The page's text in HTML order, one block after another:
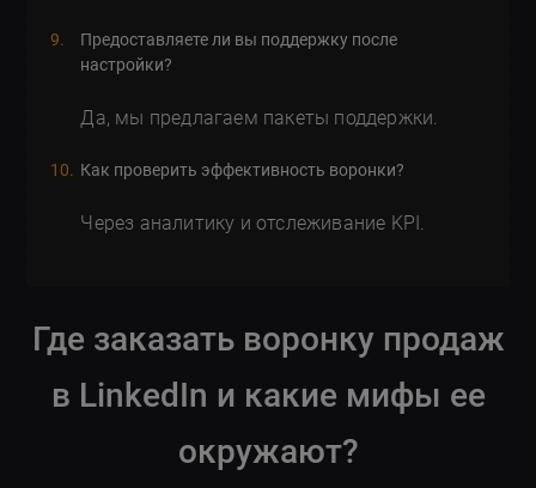
Предоставляете ли вы поддержку после
настройки?
Да, мы предлагаем пакеты поддержки.
Как проверить эффективность воронки?
Через аналитику и отслеживание KPI.
Где заказать воронку продаж
в LinkedIn и какие мифы ее
окружают?